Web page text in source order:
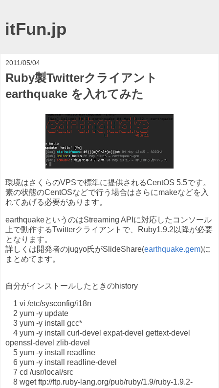
itFun.jp
2011/05/04
Ruby製Twitterクライアント
earthquake を入れてみた
環境はさくらのVPSで標準に提供されるCentOS 5.5です。
素の状態のCentOSなどで行う場合はさらにmakeなどを入
れてあげる必要があります。
earthquakeというのはStreaming APIに対応したコンソール
上で動作するTwitterクライアントで、Ruby1.9.2以降が必要
となります。
詳しくは開発者のjugyo氏がSlideShare(earthquake.gem)に
まとめてます。
自分がインストールしたときのhistory
1 vi /etc/sysconfig/i18n
2 yum -y update
3 yum -y install gcc*
4 yum -y install curl-devel expat-devel gettext-devel
openssl-devel zlib-devel
5 yum -y install readline
6 yum -y install readline-devel
7 cd /usr/local/src
8 wget ftp://ftp.ruby-lang.org/pub/ruby/1.9/ruby-1.9.2-